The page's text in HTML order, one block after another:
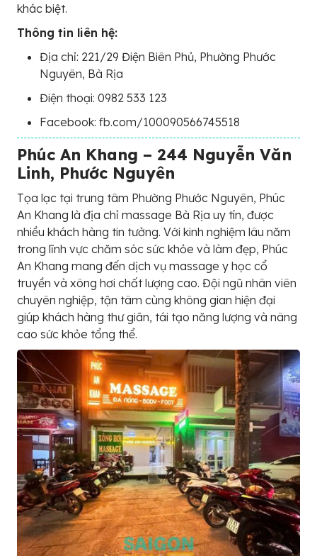
khác biệt.
Thông tin liên hệ:
Địa chỉ: 221/29 Điện Biên Phủ, Phường Phước
Nguyên, Bà Rịa
Điện thoại: 0982 533 123
Facebook: fb.com/100090566745518
Phúc An Khang – 244 Nguyễn Văn
Linh, Phước Nguyên
Tọa lạc tại trung tâm Phường Phước Nguyên, Phúc
An Khang là địa chỉ massage Bà Rịa uy tín, được
nhiều khách hàng tin tưởng. Với kinh nghiệm lâu năm
trong lĩnh vực chăm sóc sức khỏe và làm đẹp, Phúc
An Khang mang đến dịch vụ massage y học cổ
truyền và xông hơi chất lượng cao. Đội ngũ nhân viên
chuyên nghiệp, tận tâm cùng không gian hiện đại
giúp khách hàng thư giãn, tái tạo năng lượng và nâng
cao sức khỏe tổng thể.